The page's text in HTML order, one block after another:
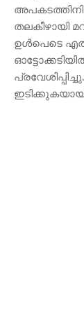
തലകീഴായി
ഉൾപെടെ